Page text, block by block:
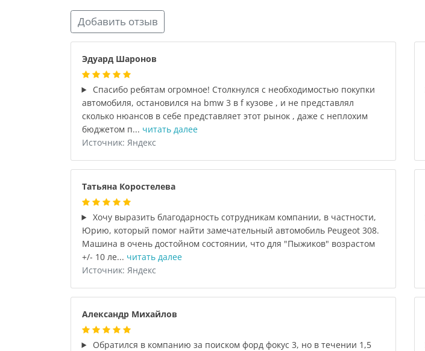
Добавить отзыв
Эдуард Шаронов
Спасибо ребятам огромное! Столкнулся с необходимостью покупки
автомобиля, остановился на bmw 3 в f кузове , и не представлял
сколько нюансов в себе представляет этот рынок , даже с неплохим
бюджетом п... читать далее
Источник: Яндекс
Татьяна Коростелева
Хочу выразить благодарность сотрудникам компании, в частности,
Юрию, который помог найти замечательный автомобиль Peugeot 308.
Машина в очень достойном состоянии, что для "Пыжиков" возрастом
+/- 10 ле... читать далее
Источник: Яндекс
Александр Михайлов
Обратился в компанию за поиском форд фокус 3, но в течении 1,5